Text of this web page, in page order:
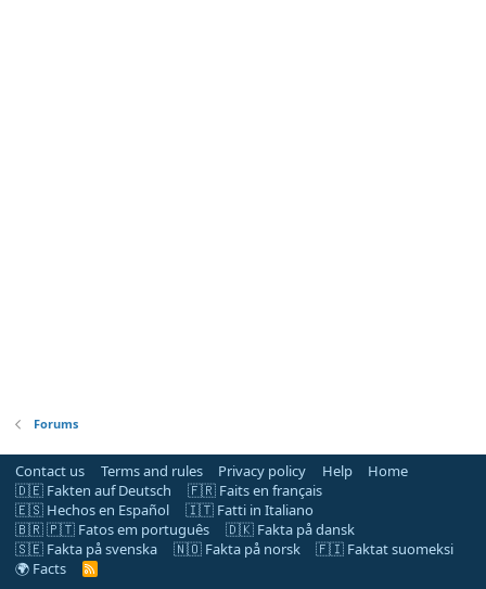
Forums
Contact us Terms and rules Privacy policy Help
Home
🇩🇪 Fakten auf Deutsch
🇫🇷 Faits en français
🇪🇸 Hechos en Español
🇮🇹 Fatti in Italiano
🇧🇷 🇵🇹 Fatos em português
🇩🇰 Fakta på dansk
🇸🇪 Fakta på svenska
🇳🇴 Fakta på norsk
🇫🇮 Faktat suomeksi
🌍 Facts
R